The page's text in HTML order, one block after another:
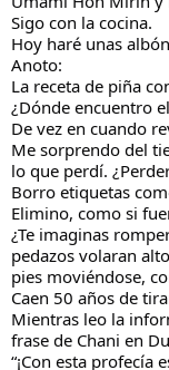
Sigo con la cocina.
Hoy haré unas
Anoto:
La receta de piña
¿Dónde encuentro
De vez en cuando
Me sorprendo del
lo que perdí.
Borro etiquetas
Elimino, como si
¿Te imaginas
pedazos volaran
pies moviéndose,
Caen 50 años de
Mientras leo la
frase de Chani en
“¡Con esta profecía